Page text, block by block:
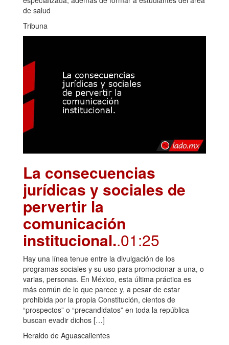
de salud
Tribuna
La consecuencias
jurídicas y sociales de
pervertir la
comunicación
institucional..01:25
Hay una línea tenue entre la divulgación de los
programas sociales y su uso para promocionar a una, o
varias, personas. En México, esta última práctica es
más común de lo que parece y, a pesar de estar
prohibida por la propia Constitución, cientos de
“prospectos” o “precandidatos” en toda la república
buscan evadir dichos […]
Heraldo de Aguascalientes